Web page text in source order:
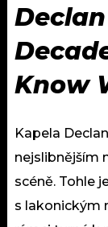
Know
Kapela
nejslibnějším
scéně. Tohle
s lakonickým